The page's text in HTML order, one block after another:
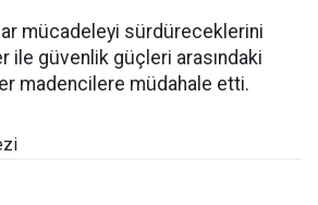
mücadeleyi sürdüreceklerini
ile güvenlik güçleri arasındaki
madencilere müdahale etti.